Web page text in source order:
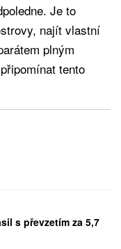
Je to
najít vlastní
plným
tento
s převzetím za 5,7